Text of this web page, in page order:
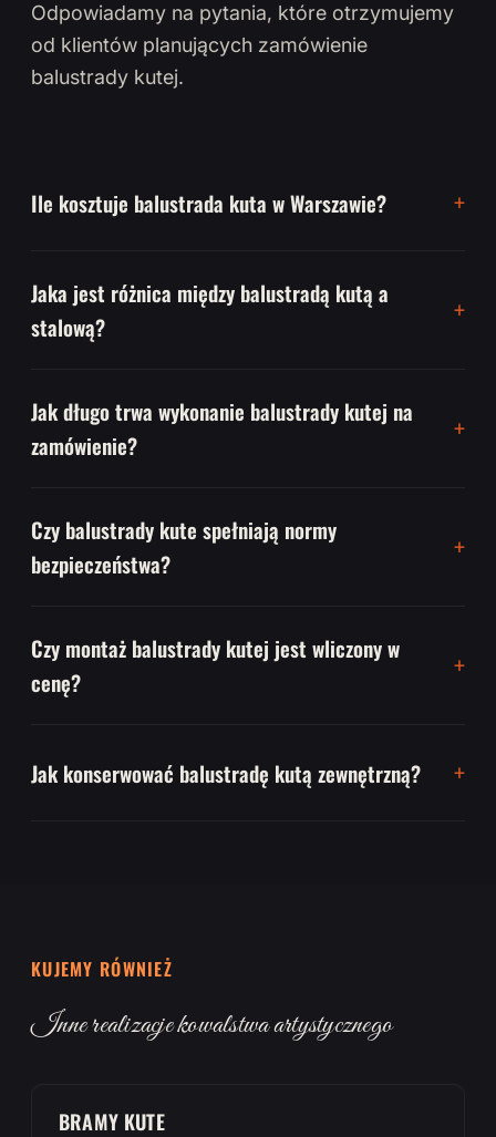
Odpowiadamy na pytania, które otrzymujemy
od klientów planujących zamówienie
balustrady kutej.
Ile kosztuje balustrada kuta w Warszawie?
Jaka jest różnica między balustradą kutą a
stalową?
Jak długo trwa wykonanie balustrady kutej na
zamówienie?
Czy balustrady kute spełniają normy
bezpieczeństwa?
Czy montaż balustrady kutej jest wliczony w
cenę?
Jak konserwować balustradę kutą zewnętrzną?
KUJEMY RÓWNIEŻ
Inne realizacje kowalstwa artystycznego
BRAMY KUTE